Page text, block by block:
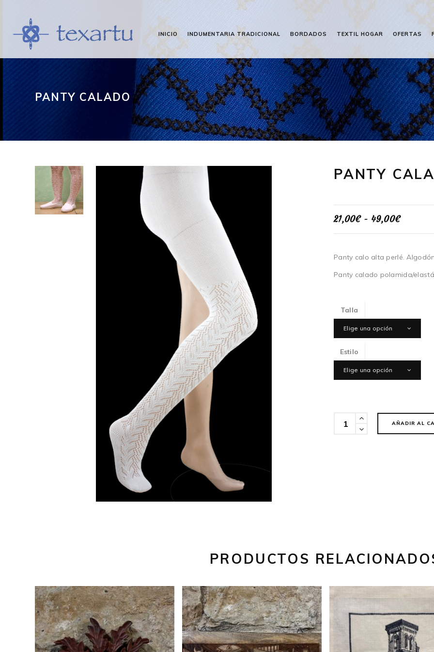
INICIO INDUMENTARIA TRADICIONAL BORDADOS TEXTIL HOGAR OFERTAS
PANTY CALADO
PANTY
21,00€ - 49,00€Rango
precios:
21,00€
hasta
49,00€
Panty calo alta perlé.
Panty calado polamida/
Talla
Elige una opción
Estilo
Elige una opción
Cantidad
AÑADIR AL
PRODUCTOS